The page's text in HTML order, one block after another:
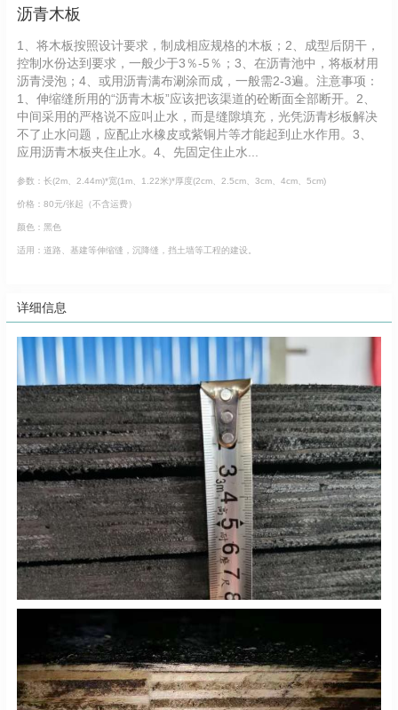
沥青木板
1、将木板按照设计要求，制成相应规格的木板；2、成型后阴干，
控制水份达到要求，一般少于3％-5％；3、在沥青池中，将板材用
沥青浸泡；4、或用沥青满布涮涂而成，一般需2-3遍。注意事项：
1、伸缩缝所用的“沥青木板”应该把该渠道的砼断面全部断开。2、
中间采用的严格说不应叫止水，而是缝隙填充，光凭沥青杉板解决
不了止水问题，应配止水橡皮或紫铜片等才能起到止水作用。3、
应用沥青木板夹住止水。4、先固定住止水...
参数：长(2m、2.44m)*宽(1m、1.22米)*厚度(2cm、2.5cm、3cm、4cm、5cm)
价格：80元/张起（不含运费）
颜色：黑色
适用：道路、基建等伸缩缝，沉降缝，挡土墙等工程的建设。
详细信息